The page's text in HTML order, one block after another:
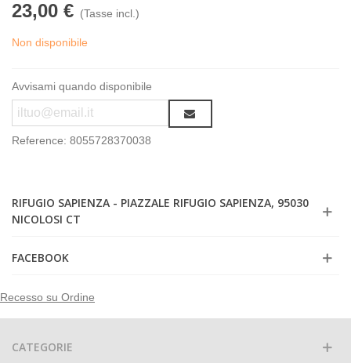
23,00 € (Tasse incl.)
Non disponibile
Avvisami quando disponibile
Reference: 8055728370038
RIFUGIO SAPIENZA - PIAZZALE RIFUGIO SAPIENZA, 95030
NICOLOSI CT
FACEBOOK
Recesso su Ordine
CATEGORIE